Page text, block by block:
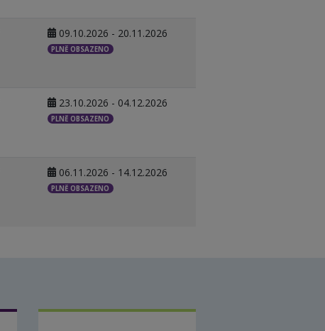
09.10.2026 - 20.11.2026
PLNĚ OBSAZENO
23.10.2026 - 04.12.2026
PLNĚ OBSAZENO
06.11.2026 - 14.12.2026
PLNĚ OBSAZENO